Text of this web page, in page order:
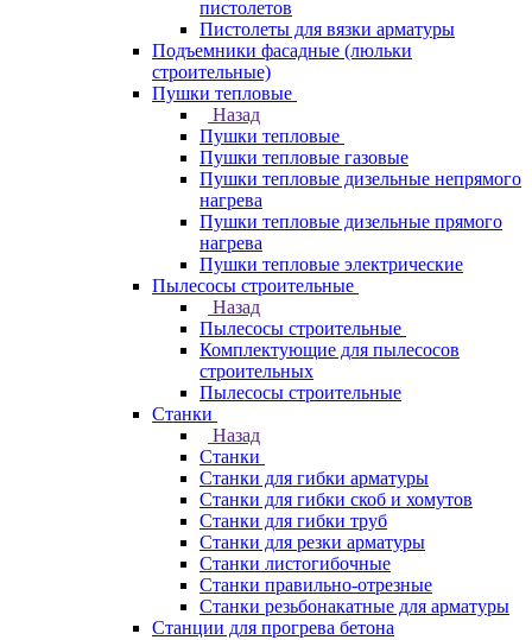
пистолетов
Пистолеты для вязки арматуры
Подъемники фасадные (люльки
строительные)
Пушки тепловые
Назад
Пушки тепловые
Пушки тепловые газовые
Пушки тепловые дизельные непрямого
нагрева
Пушки тепловые дизельные прямого
нагрева
Пушки тепловые электрические
Пылесосы строительные
Назад
Пылесосы строительные
Комплектующие для пылесосов
строительных
Пылесосы строительные
Станки
Назад
Станки
Станки для гибки арматуры
Станки для гибки скоб и хомутов
Станки для гибки труб
Станки для резки арматуры
Станки листогибочные
Станки правильно-отрезные
Станки резьбонакатные для арматуры
Станции для прогрева бетона